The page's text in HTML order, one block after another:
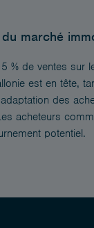
marché
% de ventes sur
est en tête,
des
acheteurs
potentiel.